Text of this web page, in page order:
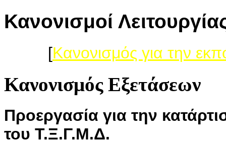
Κανονισμοί
[Κανονισμός για την
Κανονισμός Εξετάσεων
Προεργασία για την
του Τ.Ξ.Γ.Μ.Δ.